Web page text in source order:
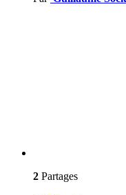
2 Partages